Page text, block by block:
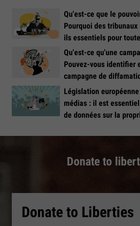
Qu'est-ce que le
Pourquoi des
ils essentiels pour
Qu'est-ce qu'une
Pouvez-vous identifier
campagne de
Législation
médias : il est
de données sur la
Donate to
Donate to Liberties